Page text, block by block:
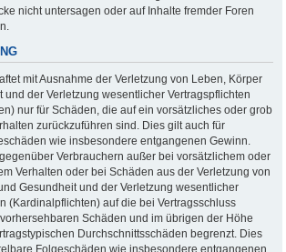
nicht untersagen oder auf Inhalte fremder Foren
mit Ausnahme der Verletzung von Leben, Körper
und der Verletzung wesentlicher Vertragspflichten
nur für Schäden, die auf ein vorsätzliches oder grob
zurückzuführen sind. Dies gilt auch für
wie insbesondere entgangenen Gewinn.
Verbrauchern außer bei vorsätzlichem oder
Verhalten oder bei Schäden aus der Verletzung von
Gesundheit und der Verletzung wesentlicher
(Kardinalpflichten) auf die bei Vertragsschluss
Schäden und im übrigen der Höhe
Durchschnittsschäden begrenzt. Dies
Folgeschäden wie insbesondere entgangenen